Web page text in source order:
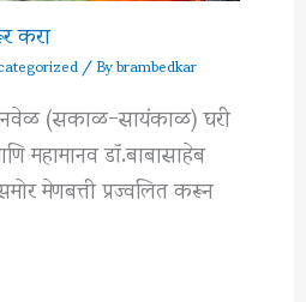
करा / Bybrambedkar
(सकाळ-सायंकाळ) घरी
महामानव डॉ.बाबासाहेब
मेणबत्ती प्रज्वलित करून